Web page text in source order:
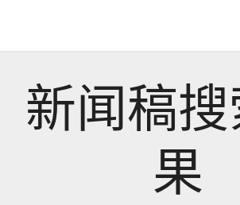
新闻稿
果